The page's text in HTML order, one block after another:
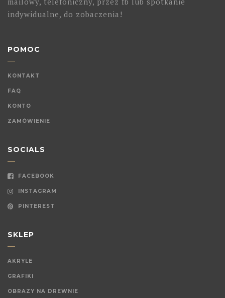
indywidualne, do zobaczenia!
POMOC
KONTAKT
FAQ
KONTO
ZAMÓWIENIE
SOCIALS
FACEBOOK
INSTAGRAM
PINTEREST
SKLEP
AKRYLE
GRAFIKI
OBRAZY NA DREWNIE